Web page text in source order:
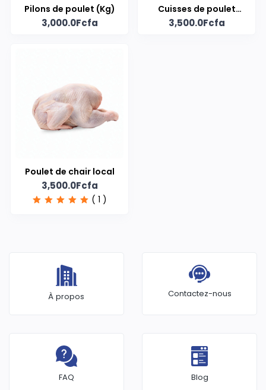
Pilons de poulet (Kg)
3,000.0Fcfa
Cuisses de poulet
(Kg)
3,500.0Fcfa
Poulet de chair local
3,500.0Fcfa
( 1 )
À propos Contactez-nous
FAQ Blog